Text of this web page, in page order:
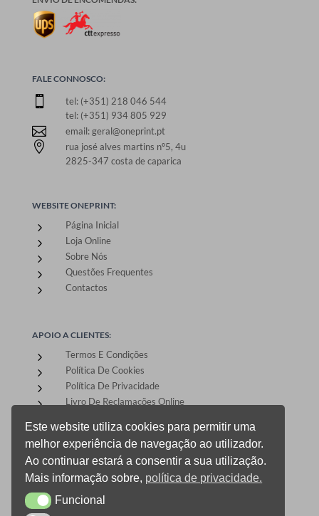
FALE CONNOSCO:

tel: (+351) 218 046 544
tel: (+351) 934 805 929
 email: geral@oneprint.pt

rua josé alves martins nº5, 4u
2825-347 costa de caparica
WEBSITE ONEPRINT:
5 Página Inicial
5 Loja Online
5 Sobre Nós
5 Questões Frequentes
5 Contactos
APOIO A CLIENTES:
5 Termos E Condições
5 Política De Cookies
5 Política De Privacidade
5 Livro De Reclamações Online
ÁREA DE CLIENTES:
5 Registo E Login
5 Carrinho De Compras
5 CheckOut
Este website utiliza cookies para permitir uma
melhor experiência de navegação ao utilizador.
Ao continuar estará a consentir a sua utilização.
Mais informação sobre, política de privacidade.
FuncionalFuncional